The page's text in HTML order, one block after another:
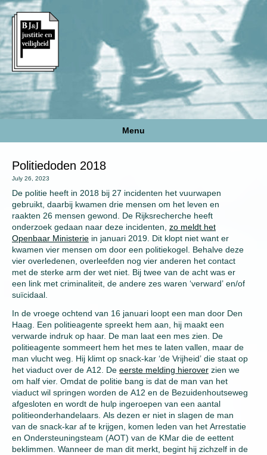
Menu
Politiedoden 2018
July 26, 2023
De politie heeft in 2018 bij 27 incidenten het vuurwapen
gebruikt, daarbij kwamen drie mensen om het leven en
raakten 26 mensen gewond. De Rijksrecherche heeft
onderzoek gedaan naar deze incidenten, zo meldt het
Openbaar Ministerie in januari 2019. Dit klopt niet want er
kwamen vier mensen om door een politiekogel. Behalve deze
vier overledenen, overleefden nog vier anderen het contact
met de sterke arm der wet niet. Bij twee van de acht was er
een link met criminaliteit, de andere zes waren ‘verward’ en/of
suïcidaal.
In de vroege ochtend van 16 januari loopt een man door Den
Haag. Een politieagente spreekt hem aan, hij maakt een
verwarde indruk op haar. De man laat een mes zien. De
politieagente sommeert hem het mes te laten vallen, maar de
man vlucht weg. Hij klimt op snack-kar ‘de Vrijheid’ die staat op
het viaduct over de A12. De eerste melding hierover zien we
om half vier. Omdat de politie bang is dat de man van het
viaduct wil springen worden de A12 en de Bezuidenhoutseweg
afgesloten en wordt de hulp ingeroepen van een aantal
politieonderhandelaars. Als dezen er niet in slagen de man
van de snack-kar af te krijgen, komen leden van het Arrestatie
en Ondersteuningsteam (AOT) van de KMar die de eettent
beklimmen. Wanneer de man dit merkt, begint hij zichzelf in de